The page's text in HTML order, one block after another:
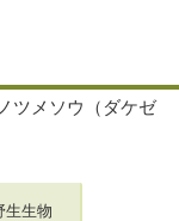
ツメソウ（ダケゼ
生生物